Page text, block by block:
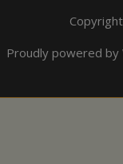
Proudly powered by